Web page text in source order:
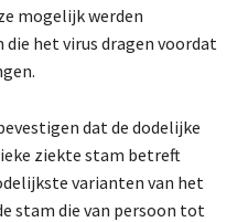
mogelijk werden
het virus dragen voordat
dat de dodelijke
ziekte stam betreft
varianten van het
stam die van persoon tot